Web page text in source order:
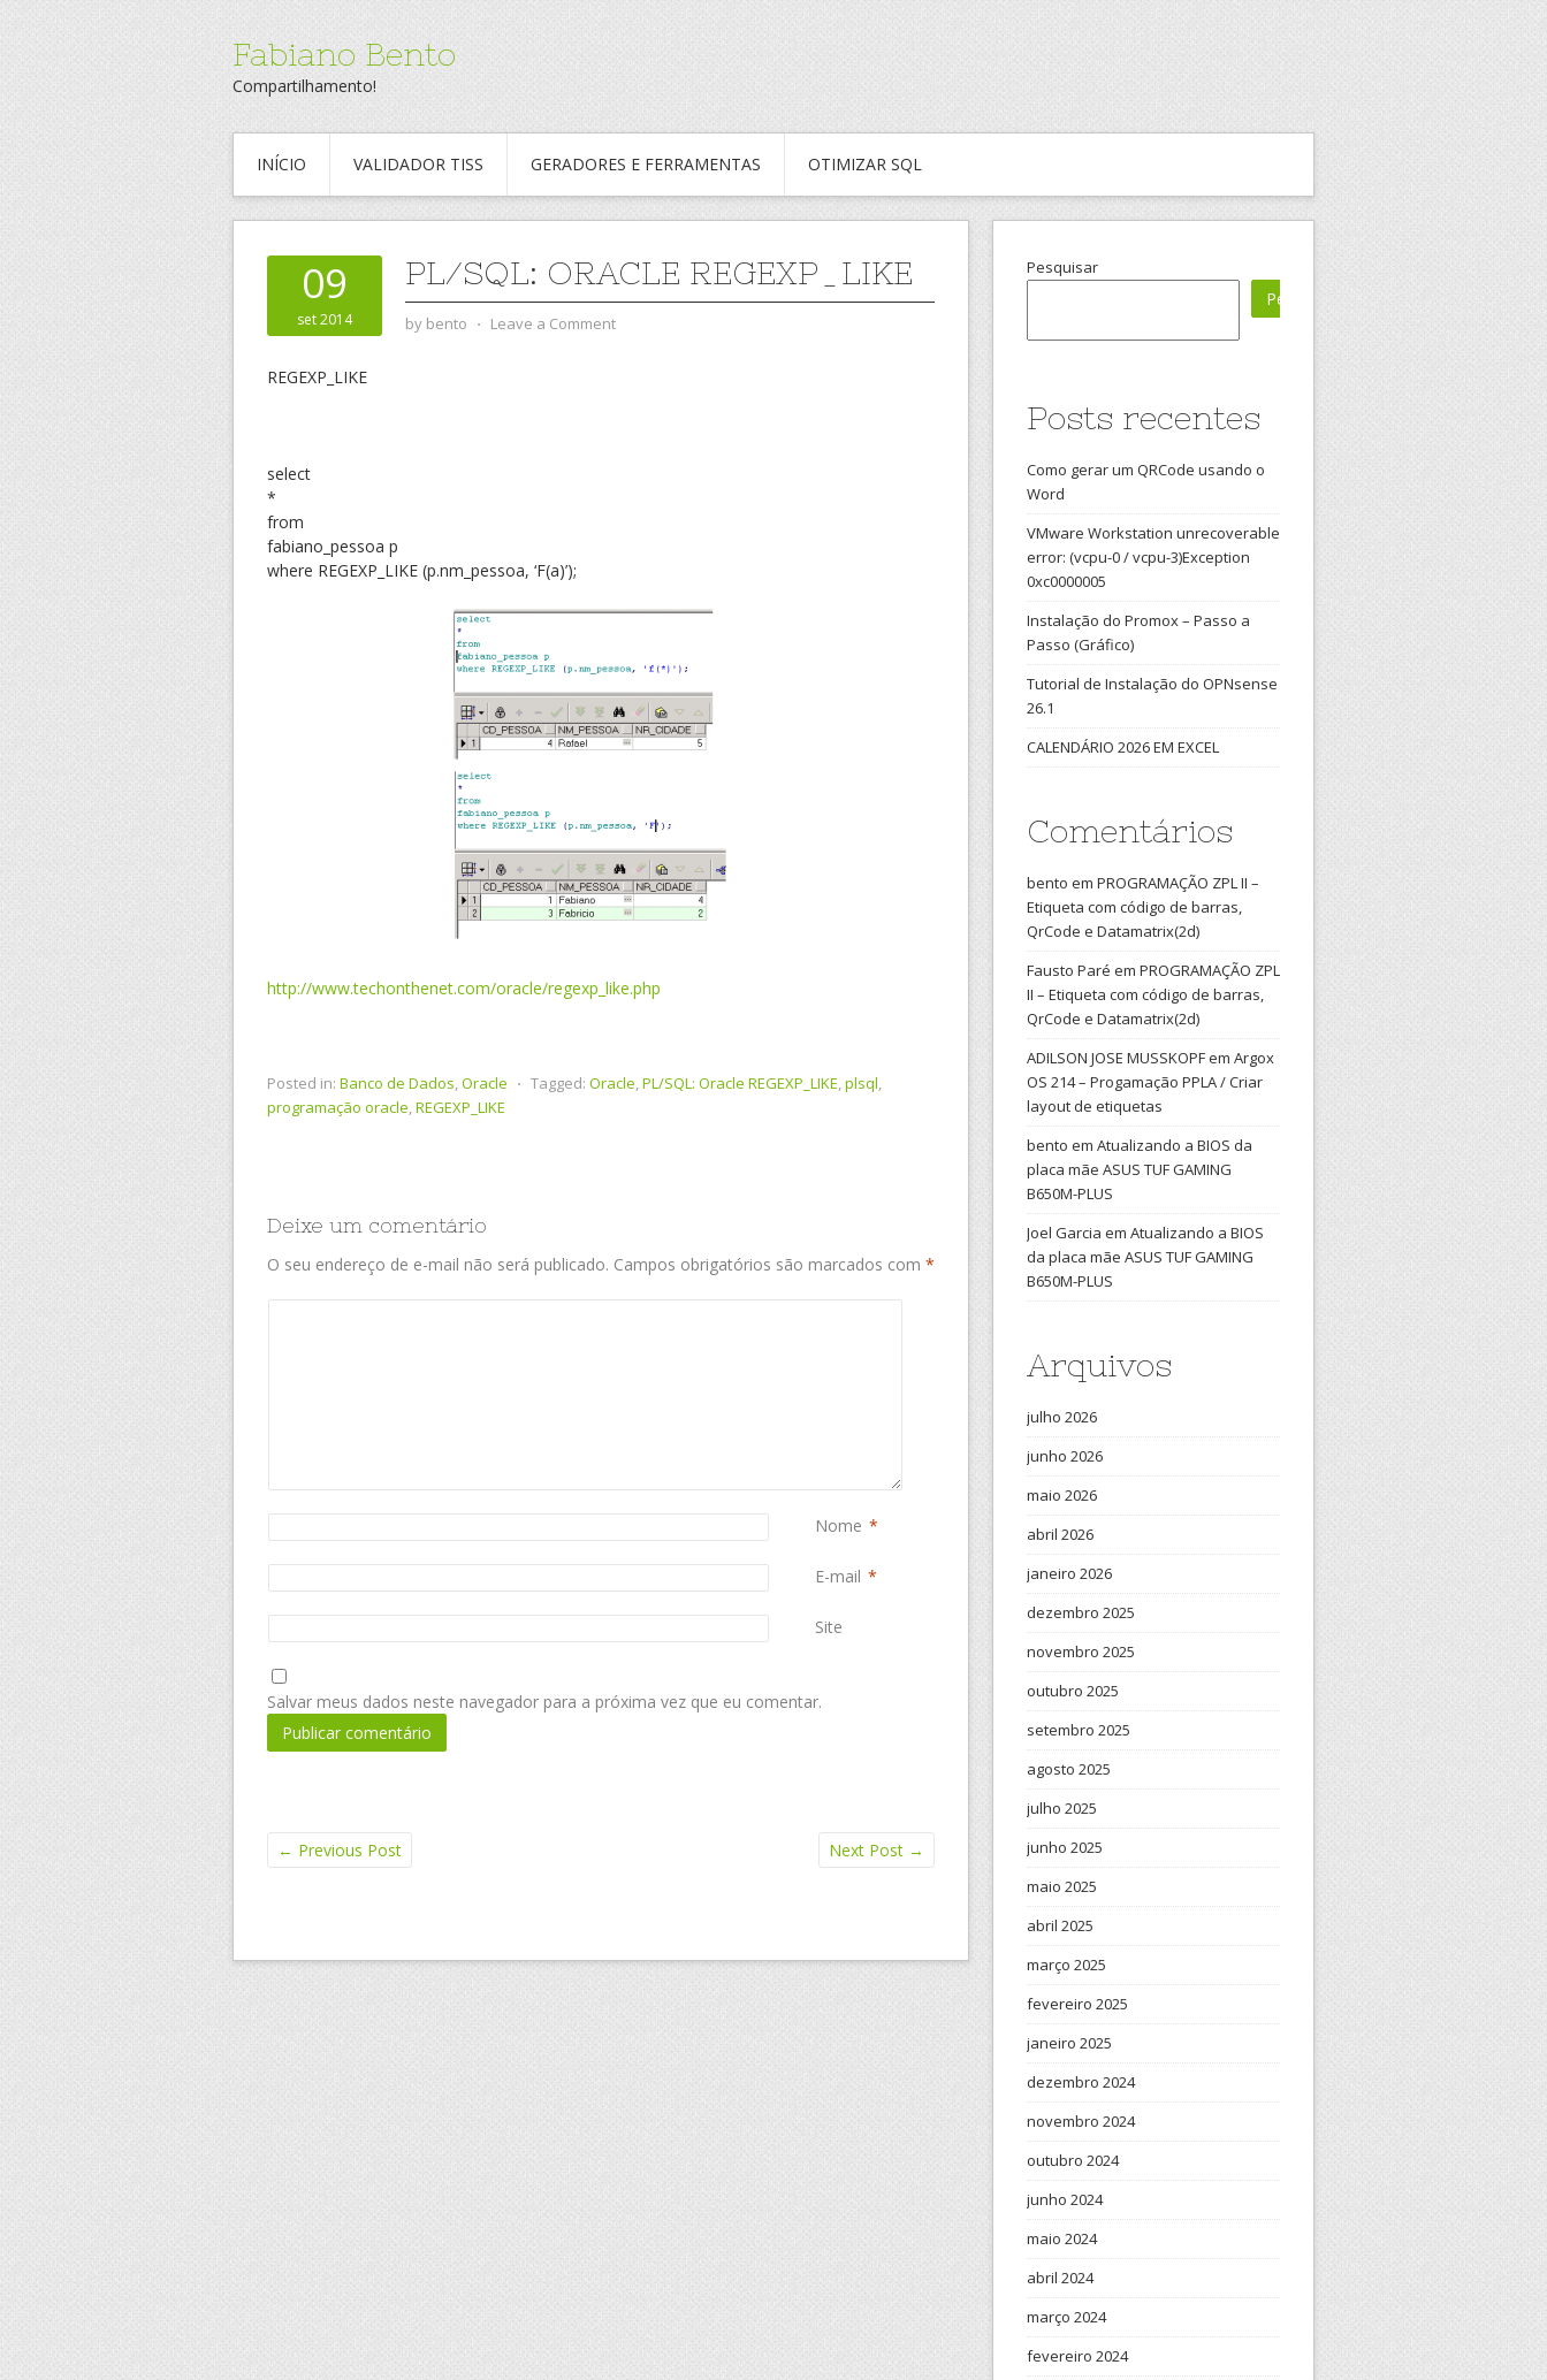
Fabiano Bento
Compartilhamento!
INÍCIO VALIDADOR TISS GERADORES E FERRAMENTAS OTIMIZAR SQL
09
set 2014
PL/SQL: ORACLE REGEXP_LIKE
by bento ⋅ Leave a Comment
REGEXP_LIKE
select
*
from
fabiano_pessoa p
where REGEXP_LIKE (p.nm_pessoa, ‘F(a)’);
http://www.techonthenet.com/oracle/regexp_like.php
Posted in: Banco de Dados,Oracle ⋅ Tagged: Oracle,PL/SQL: Oracle REGEXP_LIKE,plsql,
programação oracle,REGEXP_LIKE
Deixe um comentário
O seu endereço de e-mail não será publicado. Campos obrigatórios são marcados com *
Nome *
E-mail *
Site
Salvar meus dados neste navegador para a próxima vez que eu comentar.
← Previous Post Next Post →
Pesquisar
Pesquisar
Posts recentes
Como gerar um QRCode usando o
Word
VMware Workstation unrecoverable
error: (vcpu-0 / vcpu-3)Exception
0xc0000005
Instalação do Promox – Passo a
Passo (Gráfico)
Tutorial de Instalação do OPNsense
26.1
CALENDÁRIO 2026 EM EXCEL
Comentários
bento em PROGRAMAÇÃO ZPL II –
Etiqueta com código de barras,
QrCode e Datamatrix(2d)
Fausto Paré em PROGRAMAÇÃO ZPL
II – Etiqueta com código de barras,
QrCode e Datamatrix(2d)
ADILSON JOSE MUSSKOPFem Argox
OS 214 – Progamação PPLA / Criar
layout de etiquetas
bento em Atualizando a BIOS da
placa mãe ASUS TUF GAMING
B650M-PLUS
Joel Garcia em Atualizando a BIOS
da placa mãe ASUS TUF GAMING
B650M-PLUS
Arquivos
julho 2026
junho 2026
maio 2026
abril 2026
janeiro 2026
dezembro 2025
novembro 2025
outubro 2025
setembro 2025
agosto 2025
julho 2025
junho 2025
maio 2025
abril 2025
março 2025
fevereiro 2025
janeiro 2025
dezembro 2024
novembro 2024
outubro 2024
junho 2024
maio 2024
abril 2024
março 2024
fevereiro 2024